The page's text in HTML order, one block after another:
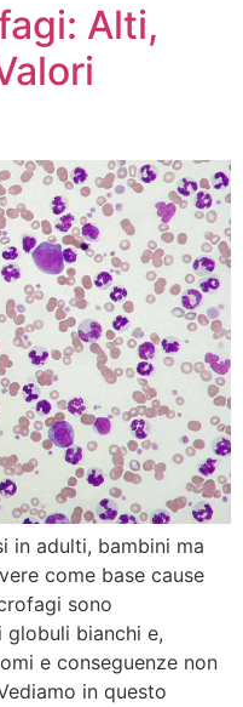
Alti,
in adulti, bambini ma
come base cause
sono
globuli bianchi e,
e conseguenze non
in questo